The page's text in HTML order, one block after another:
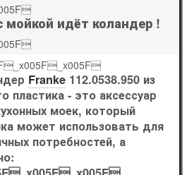
мойкой идёт коландер !
Franke 112.0538.950 из
пластика - это аксессуар
моек, который
может использовать для
потребностей, а